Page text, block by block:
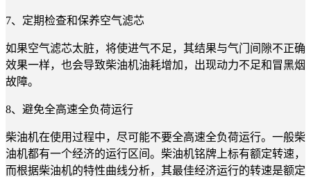
7、定期检查和保养空气滤芯
如果空气滤芯太脏，将使进气不足，其结果与气门间隙不正确
效果一样，也会导致柴油机油耗增加，出现动力不足和冒黑烟
故障。
8、避免全高速全负荷运行
柴油机在使用过程中，尽可能不要全高速全负荷运行。一般柴
油机都有一个经济的运行区间。柴油机铭牌上标有额定转速，
而根据柴油机的特性曲线分析，其最佳经济运行的转速是额定